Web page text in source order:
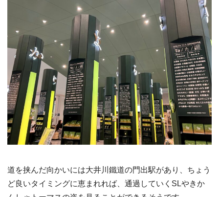
道を挟んだ向かいには大井川鐵道の門出駅があり、ちょう
ど良いタイミングに恵まれれば、通過していくSLやきか